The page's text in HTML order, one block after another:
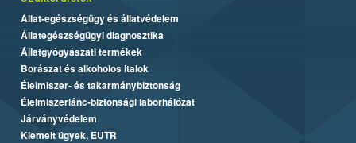
Állat-egészségügy és állatvédelem
Állategészségügyi diagnosztika
Állatgyógyászati termékek
Borászat és alkoholos italok
Élelmiszer- és takarmánybiztonság
Élelmiszerlánc-biztonsági laborhálózat
Járványvédelem
Kiemelt ügyek, EUTR